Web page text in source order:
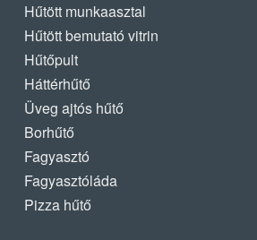
Hűtött munkaasztal
Hűtött bemutató vitrin
Hűtőpult
Háttérhűtő
Üveg ajtós hűtő
Borhűtő
Fagyasztó
Fagyasztóláda
Pizza hűtő